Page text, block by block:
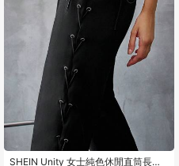
SHEIN Unity 女士純色休閒直筒長